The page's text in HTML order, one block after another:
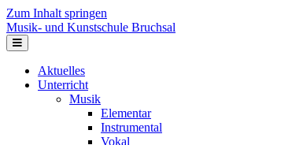
Zum Inhalt springen
Musik- und Kunstschule Bruchsal
Navigation
Aktuelles
Unterricht
Musik
Elementar
Instrumental
Vokal